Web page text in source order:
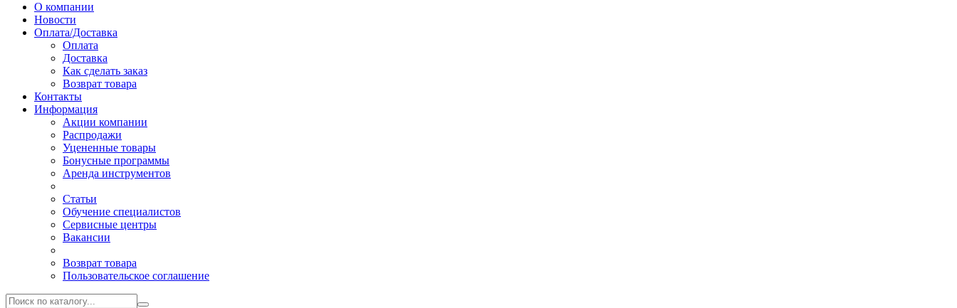
О компании
Новости
Оплата/Доставка
Оплата
Доставка
Как сделать заказ
Возврат товара
Контакты
Информация
Акции компании
Распродажи
Уцененные товары
Бонусные программы
Аренда инструментов
Статьи
Обучение специалистов
Сервисные центры
Вакансии
Возврат товара
Пользовательское соглашение